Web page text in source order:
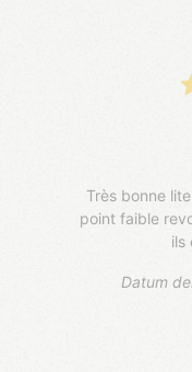
Très bonne
point faible
ils
Datum